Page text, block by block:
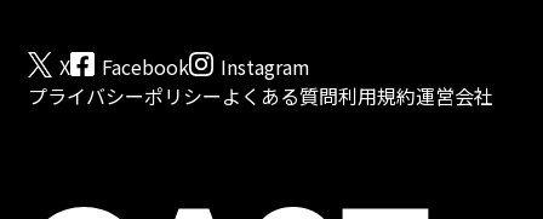
X Facebook
Instagram
プライバシーポリシーよくある質問利用規約運営会社